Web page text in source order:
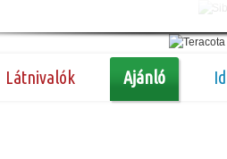
Látnivalók Ajánló